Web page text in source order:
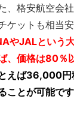
、格安航空会
ケットも相当
やJALという
、価格は80％
えば36,000円
ことが可能です